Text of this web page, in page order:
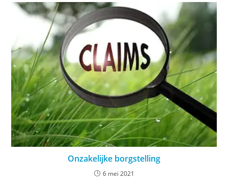
Onzakelijke borgstelling
6 mei 2021